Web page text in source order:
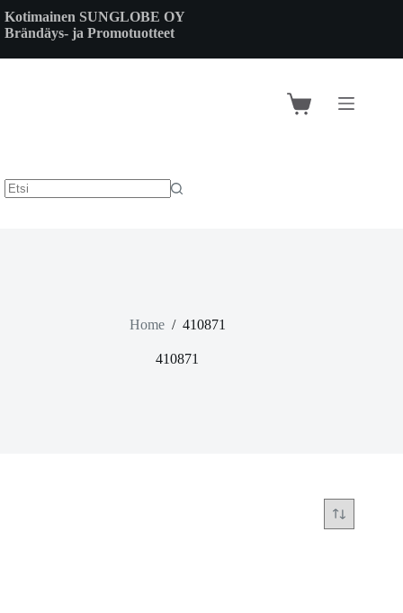
to
content
Kotimainen SUNGLOBE OY
Brändäys- ja Promotuotteet
Shopping
Home / 410871
410871